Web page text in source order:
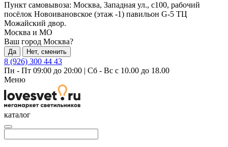
Пункт самовывоза: Москва, Западная ул., с100, рабочий
посёлок Новоивановское (этаж -1) павильон G-5 ТЦ
Можайский двор.
Москва и МО
Ваш город Москва?
Да Нет, сменить
8 (926) 300 44 43
Пн - Пт 09:00 до 20:00 | Сб - Вс с 10.00 до 18.00
Меню
каталог